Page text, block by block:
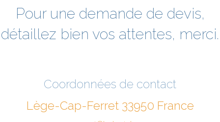
Pour une demande de devis,
détaillez bien vos attentes, merci.
Coordonnées de contact
Lège-Cap-Ferret 33950 France